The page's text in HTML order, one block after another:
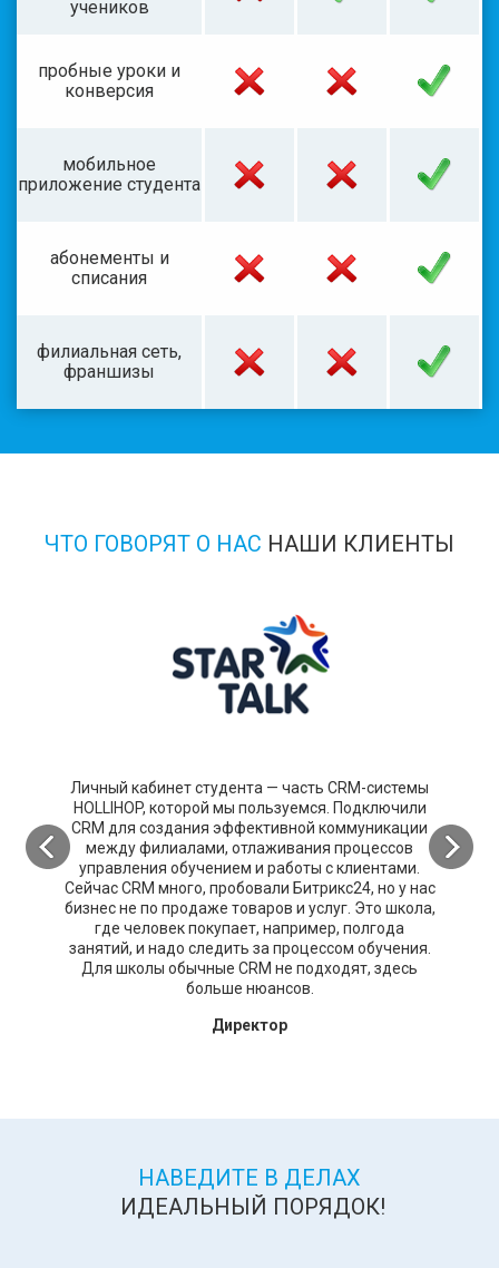
учеников
пробные уроки и
конверсия
мобильное
приложение студента
абонементы и
списания
филиальная сеть,
франшизы
ЧТО ГОВОРЯТ О НАС НАШИ КЛИЕНТЫ
Личный кабинет студента — часть CRM-системы
HOLLIHOP, которой мы пользуемся. Подключили
CRM для создания эффективной коммуникации
между филиалами, отлаживания процессов
управления обучением и работы с клиентами.
Сейчас CRM много, пробовали Битрикс24, но у нас
бизнес не по продаже товаров и услуг. Это школа,
где человек покупает, например, полгода
занятий, и надо следить за процессом обучения.
Для школы обычные CRM не подходят, здесь
больше нюансов.
Директор
НАВЕДИТЕ В ДЕЛАХ
ИДЕАЛЬНЫЙ ПОРЯДОК!